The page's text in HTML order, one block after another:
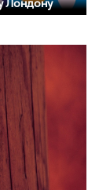
Лондону